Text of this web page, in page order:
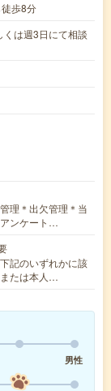
歩8分
は週3日にて相談
理＊出欠管理＊当
ンケート…
記のいずれかに該
たは本人…
男性